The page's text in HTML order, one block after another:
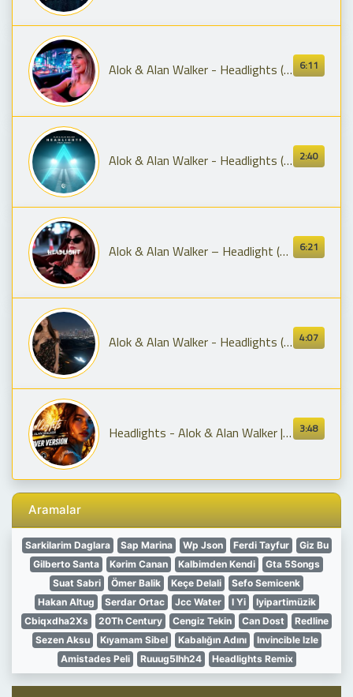
6:11
Alok & Alan Walker - Headlights (feat. KIDDO) | Masionito Remix | Full
2:40
Alok & Alan Walker - Headlights (feat. KIDDO) [Official Audio]
6:21
Alok & Alan Walker – Headlight (DeepSphere Sounds Remix) 🎧
4:07
Alok & Alan Walker - Headlights (Remix) Emotional Deep House
3:48
Headlights - Alok & Alan Walker | EDM Cover Version | Full Bass Remix 2026 | Musik Story Remix
Aramalar
Sarkilarim Daglara Sap Marina Wp Json Ferdi Tayfur
Giz Bu
Gilberto Santa
Kərim Canan Kalbimden Kendi
Gta 5Songs
Suat Sabri
Ömer Balik Keçe Delali
Sefo Semicenk
Hakan Altug
Serdar Ortac Jcc Water I Yi
Iyipartimüzik
Cbiqxdha2Xs
20Th Century Cengiz Tekin Can Dost
Redline
Sezen Aksu
Kıyamam Sibel Kabalığın Adını
Invincible Izle
Amistades Peli
Ruuug5Ihh24 Headlights Remix